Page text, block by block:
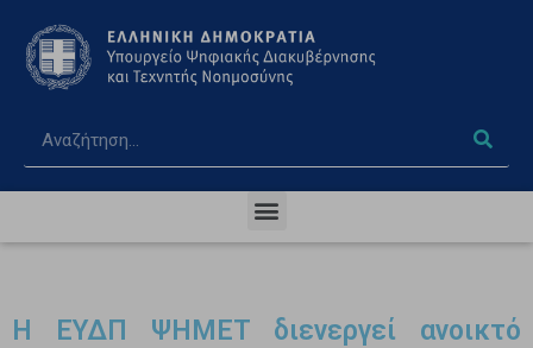
Η ΕΥΔΠ ΨΗΜΕΤ διενεργεί ανοικτό